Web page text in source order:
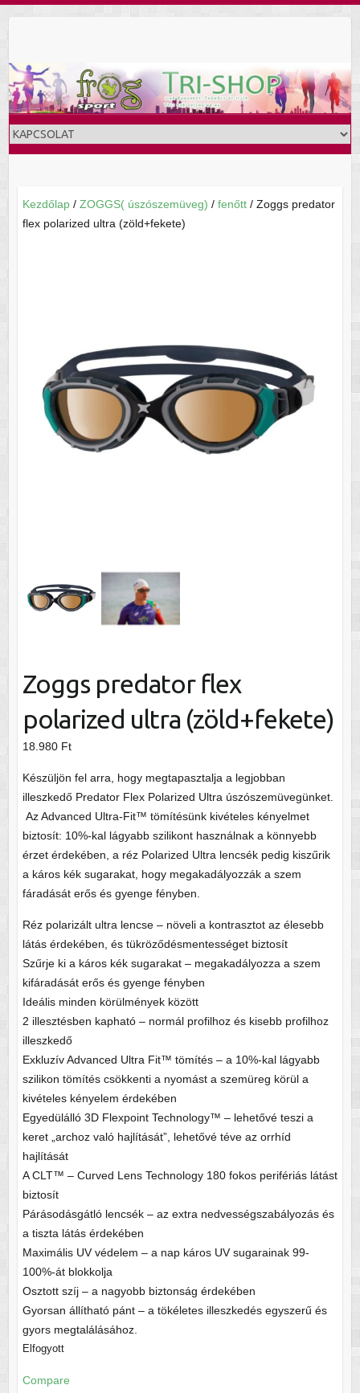
to
Kezdőlap/ ZOGGS( úszószemüveg) / fenőtt/ Zoggs predator
flex polarized ultra (zöld+fekete)
Zoggs predator flex
polarized ultra (zöld+fekete)
18.980 Ft
Készüljön fel arra, hogy megtapasztalja a legjobban
illeszkedő Predator Flex Polarized Ultra úszószemüvegünket.
Az Advanced Ultra-Fit™ tömítésünk kivételes kényelmet
biztosít: 10%-kal lágyabb szilikont használnak a könnyebb
érzet érdekében, a réz Polarized Ultra lencsék pedig kiszűrik
a káros kék sugarakat, hogy megakadályozzák a szem
fáradását erős és gyenge fényben.
Réz polarizált ultra lencse – növeli a kontrasztot az élesebb
látás érdekében, és tükröződésmentességet biztosít
Szűrje ki a káros kék sugarakat – megakadályozza a szem
kifáradását erős és gyenge fényben
Ideális minden körülmények között
2 illesztésben kapható – normál profilhoz és kisebb profilhoz
illeszkedő
Exkluzív Advanced Ultra Fit™ tömítés – a 10%-kal lágyabb
szilikon tömítés csökkenti a nyomást a szemüreg körül a
kivételes kényelem érdekében
Egyedülálló 3D Flexpoint Technology™ – lehetővé teszi a
keret „archoz való hajlítását”, lehetővé téve az orrhíd
hajlítását
A CLT™ – Curved Lens Technology 180 fokos perifériás látást
biztosít
Párásodásgátló lencsék – az extra nedvességszabályozás és
a tiszta látás érdekében
Maximális UV védelem – a nap káros UV sugarainak 99-
100%-át blokkolja
Osztott szíj – a nagyobb biztonság érdekében
Gyorsan állítható pánt – a tökéletes illeszkedés egyszerű és
gyors megtalálásához.
Elfogyott
Compare